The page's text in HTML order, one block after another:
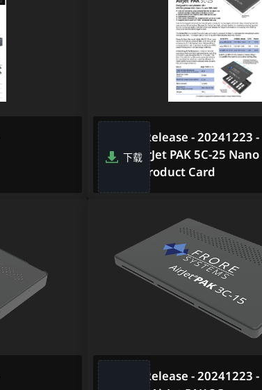
Media Release - 20241223 -
PDF - AirJet PAK 5C-25 Nano
Super Product Card
下载
Media Release - 20241223 -